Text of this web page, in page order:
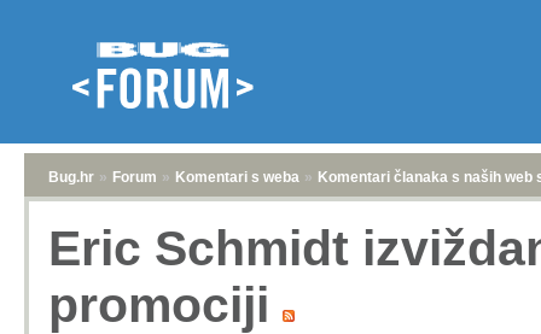
Bug.hr » Forum » Komentari s weba » Komentari članaka s naših web
Eric Schmidt
promociji